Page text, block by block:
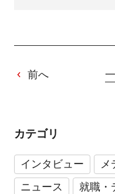
前へ
カテゴリ
インタビュー
メ
ニュース
就職・